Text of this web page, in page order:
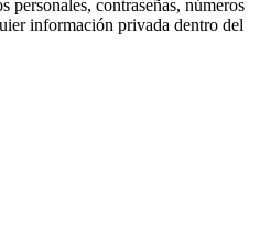
personales, contraseñas, números
información privada dentro del